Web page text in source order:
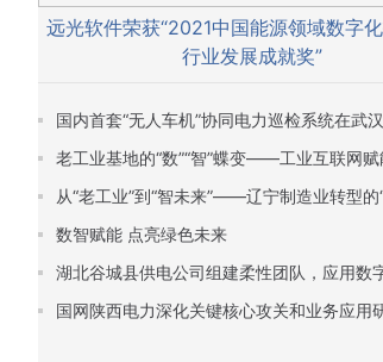
远光软件荣获“2021中国能源领域数字
行业发展成就奖”
从“老工业”到“智未来”——辽宁制造业转型的
数智赋能 点亮绿色未来
国网陕西电力深化关键核心攻关和业务应用